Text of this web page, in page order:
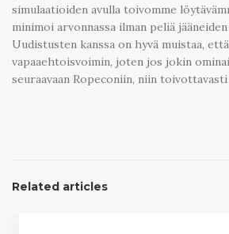
simulaatioiden avulla toivomme
minimoi arvonnassa ilman peliä jääneiden
Uudistusten kanssa on hyvä muistaa,
vapaaehtoisvoimin, joten jos jokin
seuraavaan Ropeconiin, niin toivottavasti
Related articles